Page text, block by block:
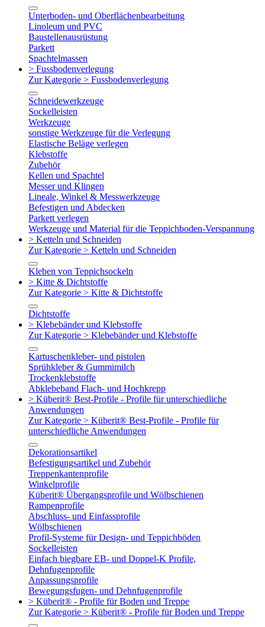
Unterboden- und Oberflächenbearbeitung
Linoleum und PVC
Baustellenausrüstung
Parkett
Spachtelmassen
> Fussbodenverlegung
Zur Kategorie > Fussbodenverlegung
Schneidewerkzeuge
Sockelleisten
Werkzeuge
sonstige Werkzeuge für die Verlegung
Elastische Beläge verlegen
Klebstoffe
Zubehör
Kellen und Spachtel
Messer und Klingen
Lineale, Winkel & Messwerkzeuge
Befestigen und Abdecken
Parkett verlegen
Werkzeuge und Material für die Teppichboden-Verspannung
> Ketteln und Schneiden
Zur Kategorie > Ketteln und Schneiden
Kleben von Teppichsockeln
> Kitte & Dichtstoffe
Zur Kategorie > Kitte & Dichtstoffe
Dichtstoffe
> Klebebänder und Klebstoffe
Zur Kategorie > Klebebänder und Klebstoffe
Kartuschenkleber- und pistolen
Sprühkleber & Gummimilch
Trockenklebstoffe
Abklebeband Flach- und Hochkrepp
> Küberit® Best-Profile - Profile für unterschiedliche
Anwendungen
Zur Kategorie > Küberit® Best-Profile - Profile für
unterschiedliche Anwendungen
Dekorationsartikel
Befestigungsartikel und Zubehör
Treppenkantenprofile
Winkelprofile
Küberit® Übergangsprofile und Wölbschienen
Rampenprofile
Abschluss- und Einfassprofile
Wölbschienen
Profil-Systeme für Design- und Teppichböden
Sockelleisten
Einfach biegbare EB- und Doppel-K Profile,
Dehnfugenprofile
Anpassungsprofile
Bewegungsfugen- und Dehnfugenprofile
> Küberit® - Profile für Boden und Treppe
Zur Kategorie > Küberit® - Profile für Boden und Treppe